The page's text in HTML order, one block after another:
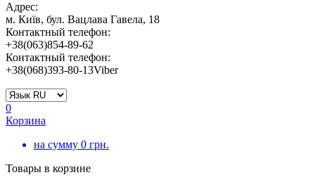
Адрес:
м. Київ, бул. Вацлава Гавела, 18
Контактный телефон:
+38(063)854-89-62
Контактный телефон:
+38(068)393-80-13Viber
0
Корзина
на сумму 0 грн.
Товары в корзине